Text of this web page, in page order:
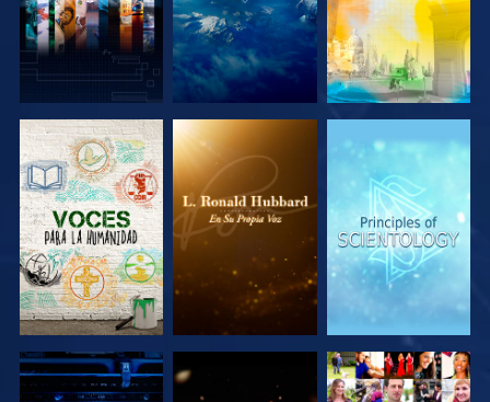
EXPLORA LAS
SERIES
EXPLORA LAS
SERIES
EXPLORA LAS
SERIES